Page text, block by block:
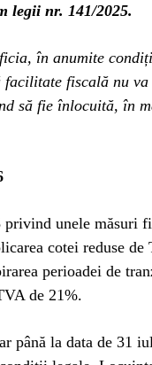
legii nr. 141/2025.
în anumite
facilitate fiscală nu
să fie înlocuită, în
unele măsuri
cotei reduse de
perioadei de
de 21%.
până la data de 31